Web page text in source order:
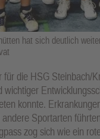
hat sich deutlich
die HSG Steinbach/
konnte.
Sportarten
zog sich wie ein